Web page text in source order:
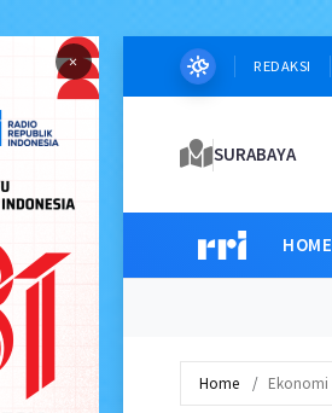
× REDAKSI
SURABAYA
HOME
Home Ekonomi